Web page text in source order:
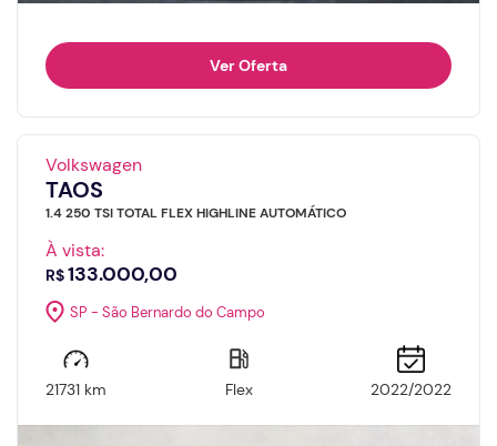
Ver Oferta
Volkswagen
TAOS
1.4 250 TSI TOTAL FLEX HIGHLINE AUTOMÁTICO
À vista:
R$133.000,00
SP - São Bernardo do Campo
21731 km Flex 2022/2022